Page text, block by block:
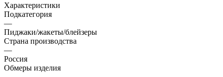
Характеристики
Подкатегория
—
Пиджаки/жакеты/блейзеры
Страна производства
—
Россия
Обмеры изделия